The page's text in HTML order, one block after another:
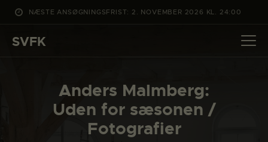
NÆSTE ANSØGNINGSFRIST: 2. NOVEMBER 2026 KL. 24:00
SVFK
Anders Malmberg:
Uden for sæsonen /
Fotografier
DET SKER
PROJEKTER
CHANNEL